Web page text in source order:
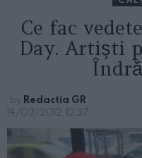
Ce fac
Day. Artişti
by Redactia GR
14/02/2012, 12:37